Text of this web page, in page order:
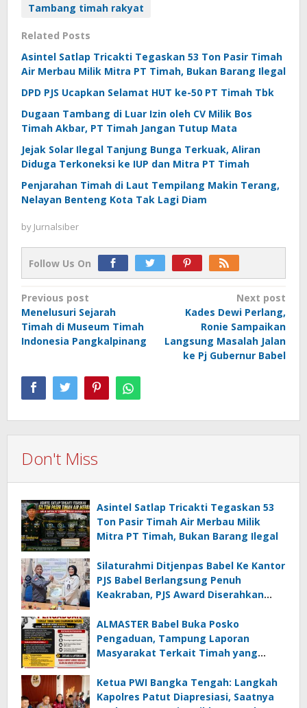
Tambang timah rakyat
Related Posts
Asintel Satlap Tricakti Tegaskan 53 Ton Pasir Timah
Air Merbau Milik Mitra PT Timah, Bukan Barang Ilegal
DPD PJS Ucapkan Selamat HUT ke-50 PT Timah Tbk
Dugaan Tambang di Luar Izin oleh CV Milik Bos
Timah Akbar, PT Timah Jangan Tutup Mata
Jejak Solar Ilegal Tanjung Bunga Terkuak, Aliran
Diduga Terkoneksi ke IUP dan Mitra PT Timah
Penjarahan Timah di Laut Tempilang Makin Terang,
Nelayan Benteng Kota Tak Lagi Diam
by Jurnalsiber
Follow Us On
Post
navigation
Previous post
Menelusuri Sejarah
Timah di Museum Timah
Indonesia Pangkalpinang
Next post
Kades Dewi Perlang,
Ronie Sampaikan
Langsung Masalah Jalan
ke Pj Gubernur Babel
Don't Miss
Asintel Satlap Tricakti Tegaskan 53
Ton Pasir Timah Air Merbau Milik
Mitra PT Timah, Bukan Barang Ilegal
Silaturahmi Ditjenpas Babel Ke Kantor
PJS Babel Berlangsung Penuh
Keakraban, PJS Award Diserahkan
ALMASTER Babel Buka Posko
Pengaduan, Tampung Laporan
Masyarakat Terkait Timah yang
Ketua PWI Bangka Tengah: Langkah
Kapolres Patut Diapresiasi, Saatnya